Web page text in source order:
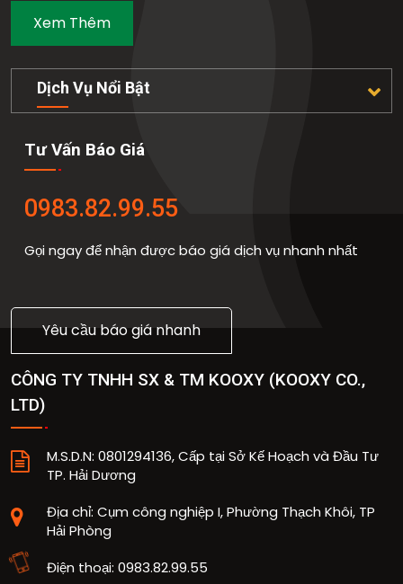
Xem Thêm
Dịch Vụ Nổi Bật
Tư Vấn Báo Giá
0983.82.99.55
Gọi ngay để nhận được báo giá dịch vụ nhanh nhất
Yêu cầu báo giá nhanh
CÔNG TY TNHH SX & TM KOOXY (KOOXY CO.,
LTD)
M.S.D.N: 0801294136, Cấp tại Sở Kế Hoạch và Đầu Tư
TP. Hải Dương
Địa chỉ: Cụm công nghiệp I, Phường Thạch Khôi, TP
Hải Phòng
Điện thoại: 0983.82.99.55